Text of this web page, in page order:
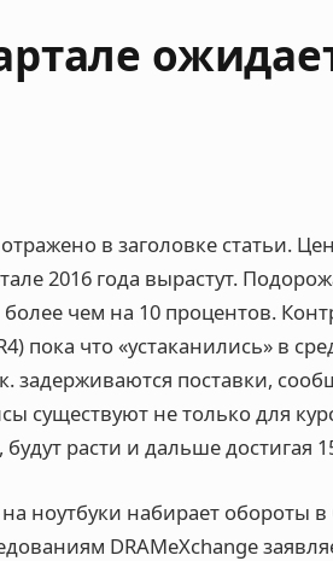
в заголовке статьи.
2016 года вырастут.
чем на 10 процентов.
пока что «устаканились» в
задерживаются поставки,
существуют не только для
будут расти и дальше достигая
на ноутбуки набирает обороты
DRAMeXchange